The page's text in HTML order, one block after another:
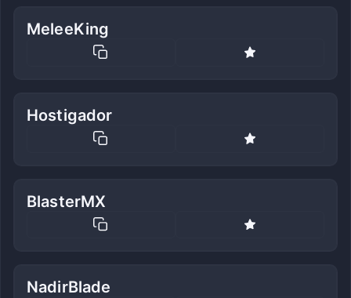
MeleeKing
Hostigador
BlasterMX
NadirBlade